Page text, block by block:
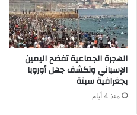
الهجرة الجماعية تفضح اليمين
الإسباني وتكشف جهل أوروبا
بجغرافية سبتة
منذ 4 أيام